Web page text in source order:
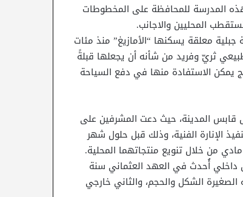
المدرسة للمحافظة على المخطوطات
المحليين والاجانب.
معلقة يسكنها “الأمازيغ” منذ مئات
ثريّ وفريد من شأنه أن يجعلها قبلةً
يمكن الاستفادة منها في دفع السياحة
قابس المدينة، حيث دعت المشرفين على
الإنارة الفنية، وذلك قبل حلول شهر
من خلال تنويع منتجاتهما المحلية.
داخلي أُحدث في العهد العثماني سنة
الصغيرة الشكل والحجم، والثاني خارجي